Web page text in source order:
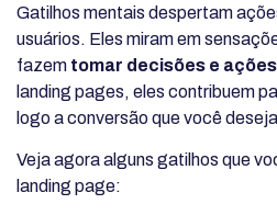
Gatilhos mentais despertam
usuários. Eles miram em
fazem tomar decisões e
landing pages, eles contribuem
logo a conversão que você
Veja agora alguns gatilhos que
landing page: